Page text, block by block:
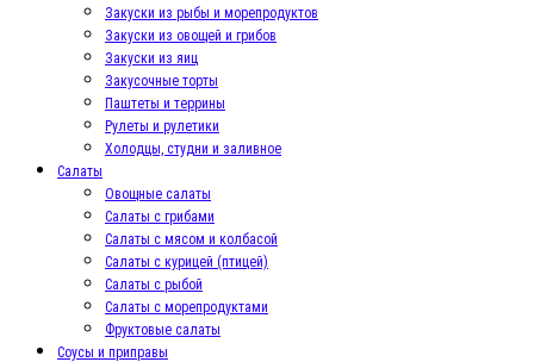
Закуски из рыбы и морепродуктов
Закуски из овощей и грибов
Закуски из яиц
Закусочные торты
Паштеты и террины
Рулеты и рулетики
Холодцы, студни и заливное
Салаты
Овощные салаты
Салаты с грибами
Салаты с мясом и колбасой
Салаты с курицей (птицей)
Салаты с рыбой
Салаты с морепродуктами
Фруктовые салаты
Соусы и приправы